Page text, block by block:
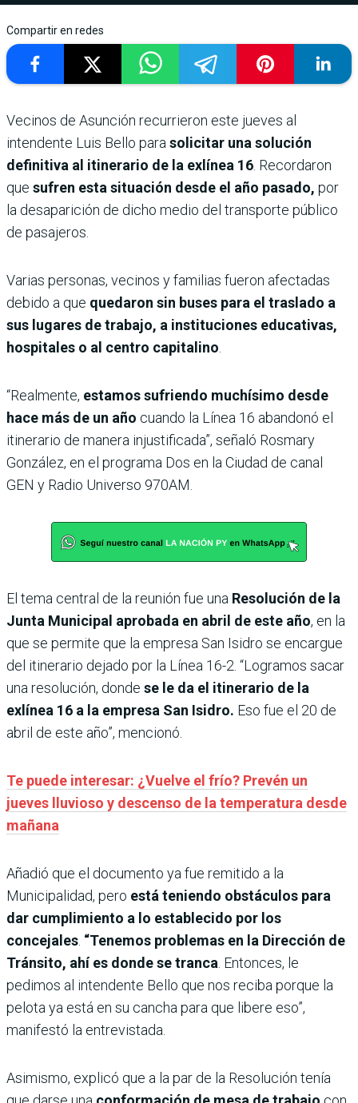
Compartir en redes
Vecinos de Asunción recurrieron este jueves al
intendente Luis Bello para solicitar una solución
definitiva al itinerario de la exlínea 16 . Recordaron
que sufren esta situación desde el año pasado, por
la desaparición de dicho medio del transporte público
de pasajeros.
Varias personas, vecinos y familias fueron afectadas
debido a que quedaron sin buses para el traslado a
sus lugares de trabajo, a instituciones educativas,
hospitales o al centro capitalino
“Realmente, estamos sufriendo muchísimo desde
hace más de un año cuando la Línea 16 abandonó el
itinerario de manera injustificada”, señaló Rosmary
González, en el programa Dos en la Ciudad de canal
GEN y Radio Universo 970AM.
El tema central de la reunión fue una Resolución de la
Junta Municipal aprobada en abril de este año, en la
que se permite que la empresa San Isidro se encargue
del itinerario dejado por la Línea 16-2. “Logramos sacar
una resolución, donde se le da el itinerario de la
exlínea 16 a la empresa San Isidro. Eso fue el 20 de
abril de este año”, mencionó.
Te puede interesar: ¿Vuelve el frío? Prevén un
jueves lluvioso y descenso de la temperatura desde
mañana
Añadió que el documento ya fue remitido a la
Municipalidad, pero está teniendo obstáculos para
dar cumplimiento a lo establecido por los
concejales “Tenemos problemas en la Dirección de
Tránsito, ahí es donde se tranca . Entonces, le
pedimos al intendente Bello que nos reciba porque la
pelota ya está en su cancha para que libere eso”,
manifestó la entrevistada.
Asimismo, explicó que a la par de la Resolución tenía